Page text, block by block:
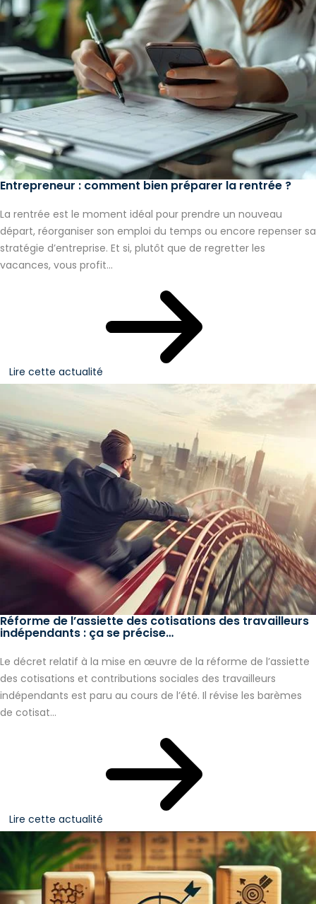
Entrepreneur : comment bien préparer la rentrée ?
La rentrée est le moment idéal pour prendre un nouveau
départ, réorganiser son emploi du temps ou encore repenser sa
stratégie d’entreprise. Et si, plutôt que de regretter les
vacances, vous profit...
Lire cette actualité
Réforme de l’assiette des cotisations des travailleurs
indépendants : ça se précise…
Le décret relatif à la mise en œuvre de la réforme de l’assiette
des cotisations et contributions sociales des travailleurs
indépendants est paru au cours de l’été. Il révise les barèmes
de cotisat...
Lire cette actualité